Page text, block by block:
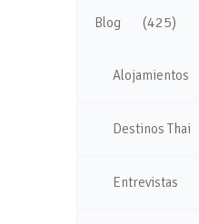
Blog (425)
Alojamientos
Destinos Thai
Entrevistas